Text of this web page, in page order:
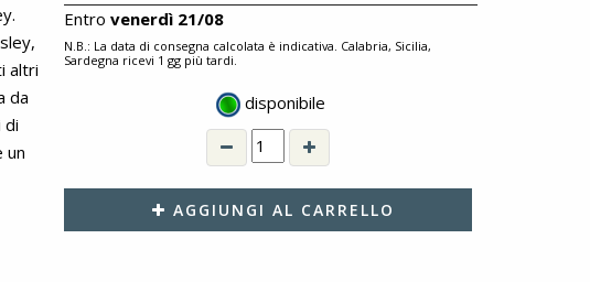
altri
da
di
un
Entro venerdì 21/08
N.B.: La data di consegna calcolata è indicativa. Calabria, Sicilia,
Sardegna ricevi 1 gg più tardi.
disponibile
AGGIUNGI AL CARRELLO